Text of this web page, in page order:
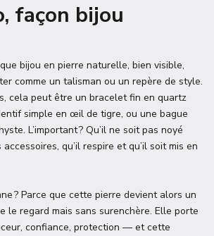
façon bijou
bijou en pierre naturelle, bien visible,
comme un talisman ou un repère de style.
cela peut être un bracelet fin en quartz
simple en œil de tigre, ou une bague
L’important ? Qu’il ne soit pas noyé
qu’il respire et qu’il soit mis en
? Parce que cette pierre devient alors un
le regard mais sans surenchère. Elle porte
confiance, protection — et cette